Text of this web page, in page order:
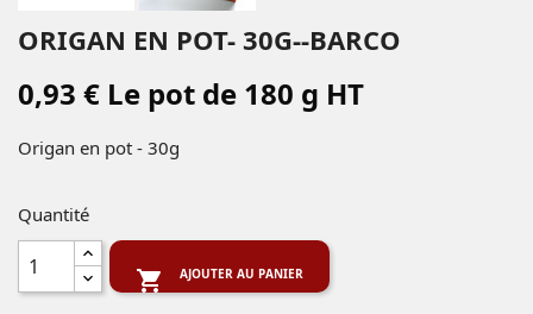
ORIGAN EN POT- 30G--BARCO
0,93 € Le pot de 180 g HT
Origan en pot - 30g
Quantité
 AJOUTER AU PANIER